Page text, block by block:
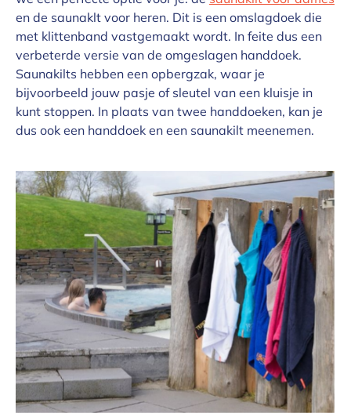
en de saunaklt voor heren. Dit is een omslagdoek die
met klittenband vastgemaakt wordt. In feite dus een
verbeterde versie van de omgeslagen handdoek.
Saunakilts hebben een opbergzak, waar je
bijvoorbeeld jouw pasje of sleutel van een kluisje in
kunt stoppen. In plaats van twee handdoeken, kan je
dus ook een handdoek en een saunakilt meenemen.